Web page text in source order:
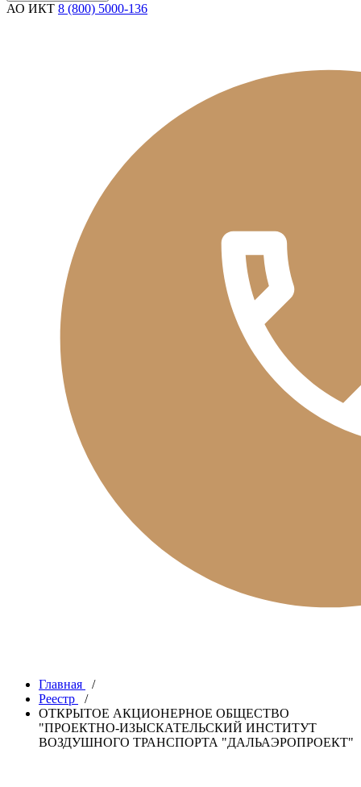
АО ИКТ 8 (800) 5000-136
Главная
/
Реестр
/
ОТКРЫТОЕ АКЦИОНЕРНОЕ ОБЩЕСТВО
"ПРОЕКТНО-ИЗЫСКАТЕЛЬСКИЙ ИНСТИТУТ
ВОЗДУШНОГО ТРАНСПОРТА "ДАЛЬАЭРОПРОЕКТ"